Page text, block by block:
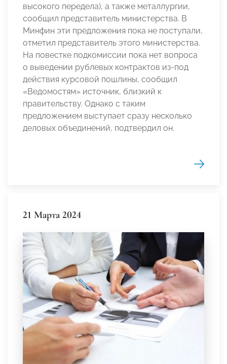
высокого передела), а также металлургии,
сообщил представитель министерства. В
Минфин эти предложения пока не поступали,
отметил представитель этого министерства.
На повестке подкомиссии пока нет вопроса
о выведении рублевых контрактов из-под
действия курсовой пошлины, сообщил
«Ведомостям» источник, близкий к
правительству. Однако с таким
предложением выступает сразу несколько
деловых объединений, подтвердил он.
21 Марта 2024